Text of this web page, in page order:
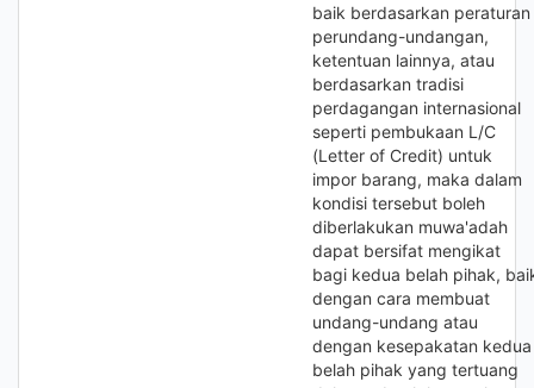
baik berdasarkan peraturan
perundang-undangan,
ketentuan lainnya, atau
berdasarkan tradisi
perdagangan internasional
seperti pembukaan L/C
(Letter of Credit) untuk
impor barang, maka dalam
kondisi tersebut boleh
diberlakukan muwa'adah
dapat bersifat mengikat
bagi kedua belah pihak,
dengan cara membuat
undang-undang atau
dengan kesepakatan kedua
belah pihak yang tertuang